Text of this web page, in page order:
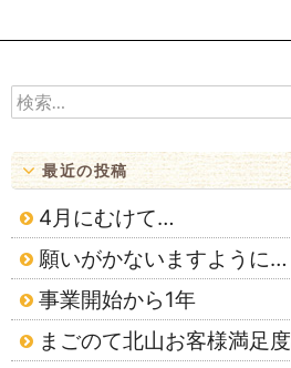
ョ
ン
検
索:
最近の投稿
4月にむけて…
願いがかないますように…
事業開始から1年
まごのて北山お客様満足